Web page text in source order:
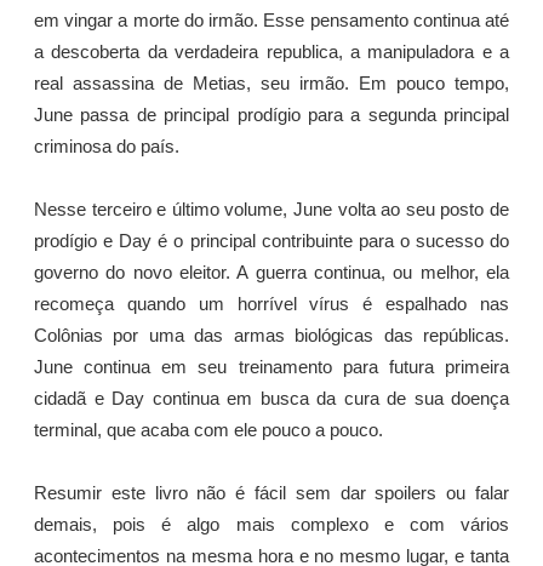
em vingar a morte do irmão. Esse pensamento continua até
a descoberta da verdadeira republica, a manipuladora e a
real assassina de Metias, seu irmão. Em pouco tempo,
June passa de principal prodígio para a segunda principal
criminosa do país.
Nesse terceiro e último volume, June volta ao seu posto de
prodígio e Day é o principal contribuinte para o sucesso do
governo do novo eleitor. A guerra continua, ou melhor, ela
recomeça quando um horrível vírus é espalhado nas
Colônias por uma das armas biológicas das repúblicas.
June continua em seu treinamento para futura primeira
cidadã e Day continua em busca da cura de sua doença
terminal, que acaba com ele pouco a pouco.
Resumir este livro não é fácil sem dar spoilers ou falar
demais, pois é algo mais complexo e com vários
acontecimentos na mesma hora e no mesmo lugar, e tanta